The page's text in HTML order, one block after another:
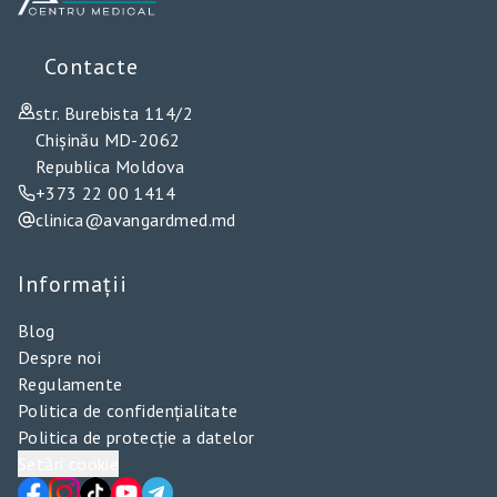
Contacte
str. Burebista 114/2
Chișinău MD-2062
Republica Moldova
+373 22 00 1414
clinica@avangardmed.md
Informații
Blog
Despre noi
Regulamente
Politica de confidențialitate
Politica de protecție a datelor